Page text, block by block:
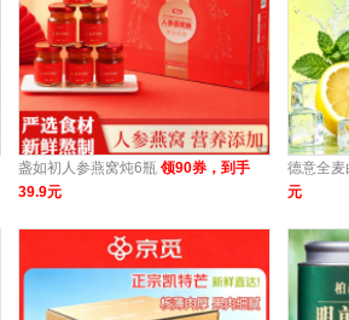
盏如初人参燕窝炖6瓶 领90券，到手
39.9元
德意全
元